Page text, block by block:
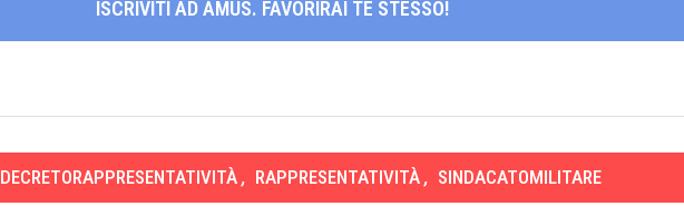
ISCRIVITI AD AMUS. FAVORIRAI TE STESSO!
DECRETORAPPRESENTATIVITÀ , RAPPRESENTATIVITÀ , SINDACATOMILITARE